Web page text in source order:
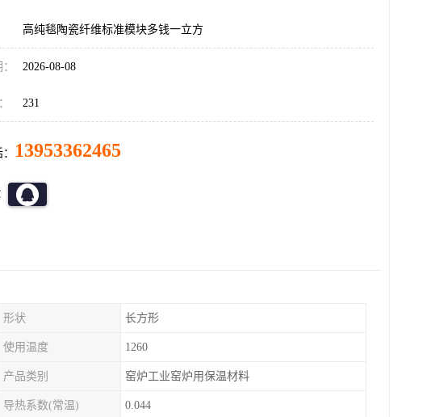
高纯毯陶瓷纤维标准模块多钱一立方
2026-08-08
231
13953362465
形状 长方形
使用温度 1260
产品类别 窑炉工业窑炉用保温材料
导热系数(常温) 0.044